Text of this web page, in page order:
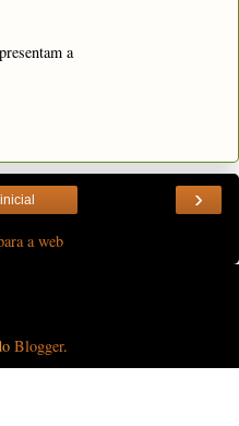
a
›
a web
Blogger.